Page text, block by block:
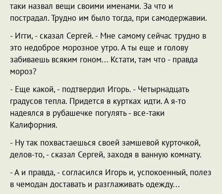
таки назвал вещи своими именами. За что и
пострадал. Трудно им было тогда, при самодержавии.
- Игги, - сказал Сергей. - Мне самому сейчас трудно в
это недоброе морозное утро. А ты еще и голову
забиваешь всяким гоном... Кстати, там что - правда
мороз?
- Еще какой, - подтвердил Игорь. - Четырнадцать
градусов тепла. Придется в куртках идти. А я-то
надеялся в рубашечке погулять - все-таки
Калифорния.
- Ну так похвастаешься своей замшевой курточкой,
делов-то, - сказал Сергей, заходя в ванную комнату.
- А и правда, - согласился Игорь и, успокоенный, полез
в чемодан доставать и разглаживать одежду...